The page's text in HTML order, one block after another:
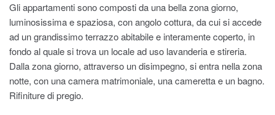
Gli appartamenti sono composti da una bella zona giorno,
luminosissima e spaziosa, con angolo cottura, da cui si accede
ad un grandissimo terrazzo abitabile e interamente coperto, in
fondo al quale si trova un locale ad uso lavanderia e stireria.
Dalla zona giorno, attraverso un disimpegno, si entra nella zona
notte, con una camera matrimoniale, una cameretta e un bagno.
Rifiniture di pregio.